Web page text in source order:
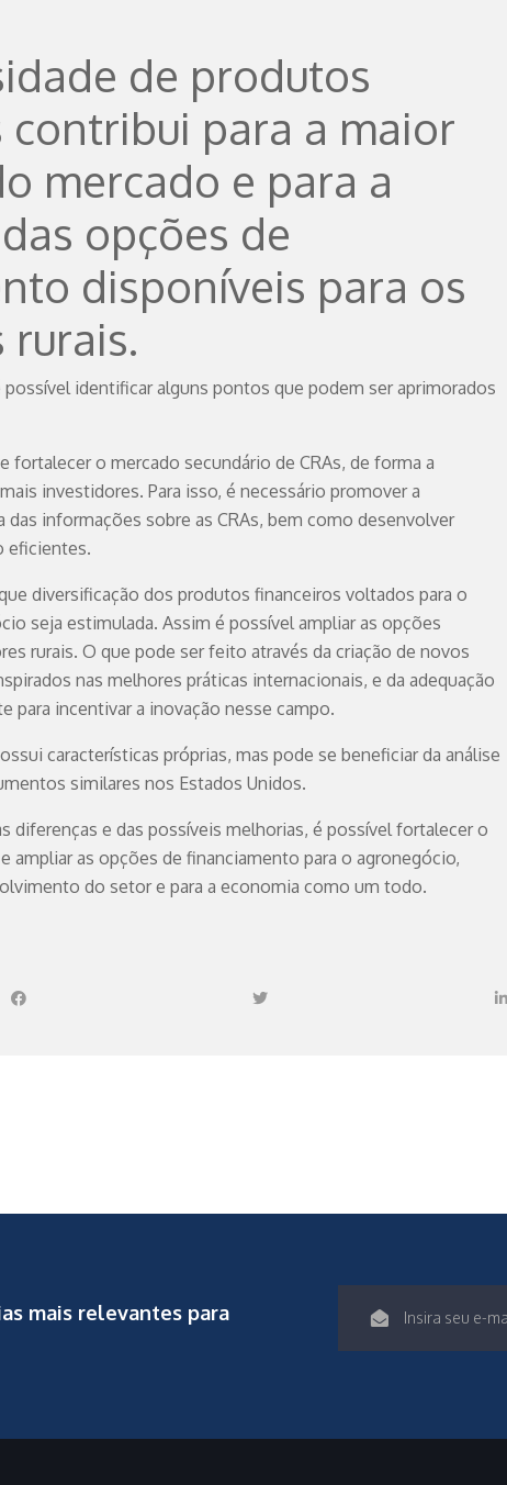
de produtos
contribui para a maior
mercado e para a
opções de
disponíveis para os
identificar alguns pontos que podem ser aprimorados
fortalecer o mercado secundário de CRAs, de forma a
investidores. Para isso, é necessário promover a
das informações sobre as CRAs, bem como desenvolver
eficientes.
diversificação dos produtos financeiros voltados para o
seja estimulada. Assim é possível ampliar as opções
rurais. O que pode ser feito através da criação de novos
nas melhores práticas internacionais, e da adequação
para incentivar a inovação nesse campo.
características próprias, mas pode se beneficiar da análise
similares nos Estados Unidos.
diferenças e das possíveis melhorias, é possível fortalecer o
ampliar as opções de financiamento para o agronegócio,
do setor e para a economia como um todo.
mais relevantes para